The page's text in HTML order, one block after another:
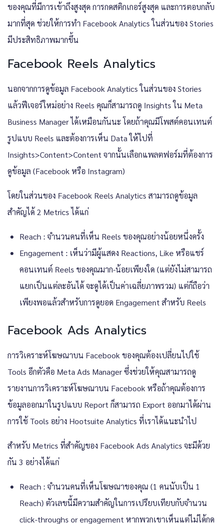
ของคุณที่มีการเข้าถึงสูงสุด การกดสติกเกอร์สูงสุด และการตอบกลับ
มากที่สุด ช่วยให้การทำ Facebook Analytics ในส่วนของ Stories
มีประสิทธิภาพมากขึ้น
Facebook Reels Analytics
นอกจากการดูข้อมูล Facebook Analytics ในส่วนของ Stories
แล้วฟีเจอร์ใหม่อย่าง Reels คุณก็สามารถดู Insights ใน Meta
Business Manager ได้เหมือนกันนะ โดยถ้าคุณมีโพสต์คอนเทนต์
รูปแบบ Reels และต้องการเห็น Data ให้ไปที่
Insights>Content>Content จากนั้นเลือกแพลตฟอร์มที่ต้องการ
ดูข้อมูล (Facebook หรือ Instagram)
โดยในส่วนของ Facebook Reels Analytics สามารถดูข้อมูล
สำคัญได้ 2 Metrics ได้แก่
Reach : จำนวนคนที่เห็น Reels ของคุณอย่างน้อยหนึ่งครั้ง
Engagement : เห็นว่ามีผู้แสดง Reactions, Like หรือแชร์
คอนเทนต์ Reels ของคุณมาก-น้อยเพียงใด (แต่ยังไม่สามารถ
แยกเป็นแต่ละอันได้ จะดูได้เป็นค่าเฉลี่ยภาพรวม) แต่ก็ถือว่า
เพียงพอแล้วสำหรับการดูยอด Engagement สำหรับ Reels
Facebook Ads Analytics
การวิเคราะห์โฆษณาบน Facebook ของคุณต้องเปลี่ยนไปใช้
Tools อีกตัวคือ Meta Ads Manager ซึ่งช่วยให้คุณสามารถดู
รายงานการวิเคราะห์โฆษณาบน Facebook หรือถ้าคุณต้องการ
ข้อมูลออกมาในรูปแบบ Report ก็สามารถ Export ออกมาได้ผ่าน
การใช้ Tools อย่าง Hootsuite Analytics ที่เราได้แนะนำไป
สำหรับ Metrics ที่สำคัญของ Facebook Ads Analytics จะมีด้วย
กัน 3 อย่างได้แก่
Reach : จำนวนคนที่เห็นโฆษณาของคุณ (1 คนนับเป็น 1
Reach) ตัวเลขนี้มีความสำคัญในการเปรียบเทียบกับจำนวน
click-throughs or engagement หากพวกเขาเห็นแต่ไม่ได้กด